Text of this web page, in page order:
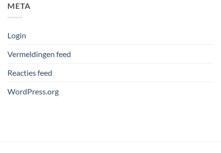
META
Login
Vermeldingen feed
Reacties feed
WordPress.org